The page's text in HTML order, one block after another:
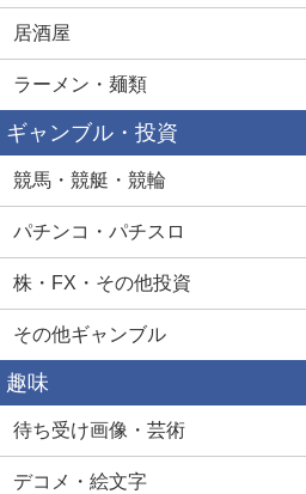
居酒屋
ラーメン・麺類
ギャンブル・投資
競馬・競艇・競輪
パチンコ・パチスロ
株・FX・その他投資
その他ギャンブル
趣味
待ち受け画像・芸術
デコメ・絵文字